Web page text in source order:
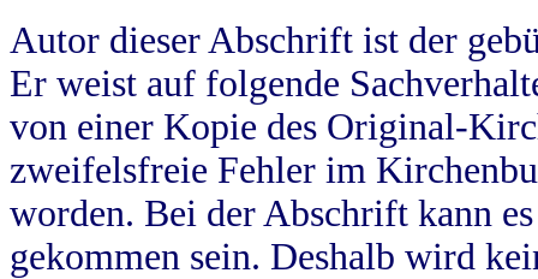
Autor dieser Abschrift ist der
Er weist auf folgende
von einer Kopie des Original-
zweifelsfreie Fehler im
worden. Bei der Abschrift kann
gekommen sein. Deshalb wird